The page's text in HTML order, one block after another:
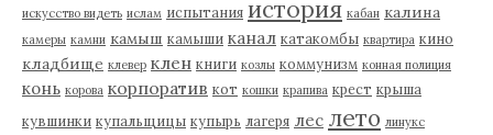
искусство видеть ислам испытания история кабан калина
камеры камни камыш камыши канал катакомбы квартира кино
кладбище клевер клен книги козлы коммунизм конная полиция
конь корова корпоратив кот кошки крапива крест крыша
кувшинки купальщицы купырь лагеря лес лето линукс